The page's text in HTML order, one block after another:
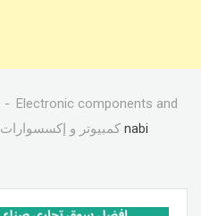
Electronic components and
كمبيوتر و إكسسوارات